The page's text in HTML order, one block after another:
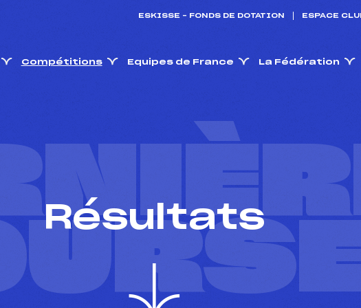
ESKISSE – FONDS DE DOTATION ESPACE
Compétitions Equipes de France La Fédération
Résultats